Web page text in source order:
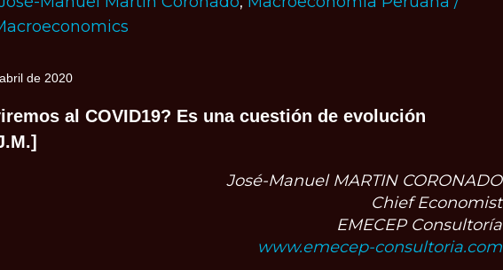
de 2020
al COVID19? Es una cuestión de evolución
José-Manuel MARTIN CORONADO
Chief Economist
EMECEP Consultoría
www.emecep-consultoria.com